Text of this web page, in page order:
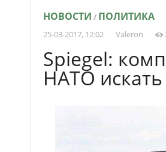
НОВОСТИ / ПОЛИТИКА
25-03-2017, 12:02 Valeron
Spiegel:
НАТО